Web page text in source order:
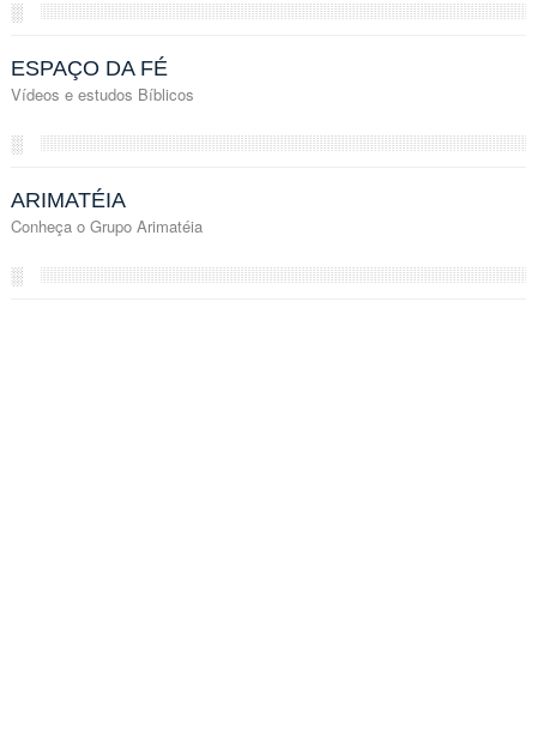
░
ESPAÇO DA FÉ
Vídeos e estudos Bíblicos
░
ARIMATÉIA
Conheça o Grupo Arimatéia
░